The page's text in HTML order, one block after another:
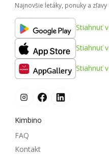
Najnovšie letáky, ponuky a zľavy
Stiahnuť v
Stiahnuť v
Stiahnuť v
Kimbino
FAQ
Kontakt